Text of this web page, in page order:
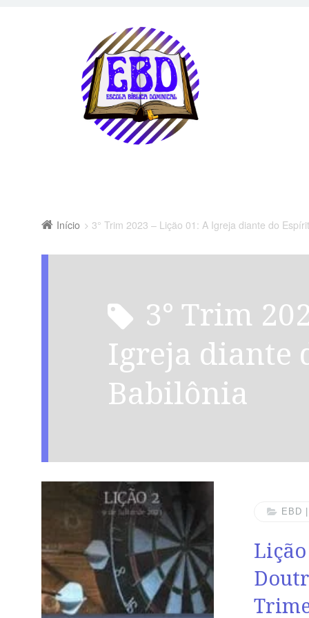
Início 3° Trim 2023 – Lição 01: A Igreja diante do
3° Trim 2023 – Lição 01: A
Igreja diante
Babilônia
EBD